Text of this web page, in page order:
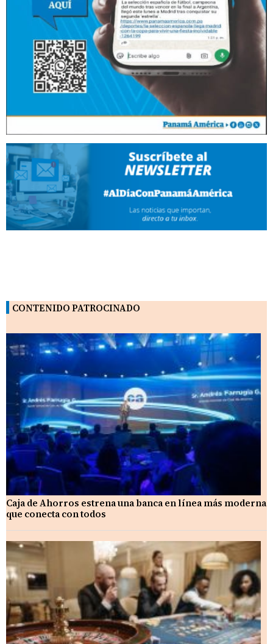
CONTENIDO PATROCINADO
Caja de Ahorros estrena una banca en línea más moderna
que conecta con todos